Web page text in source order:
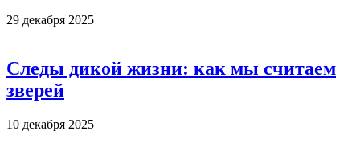
29 декабря 2025
Следы дикой жизни: как мы считаем
зверей
10 декабря 2025